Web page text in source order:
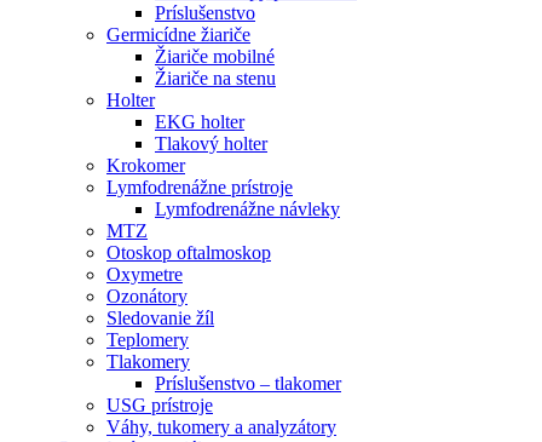
Príslušenstvo
Germicídne žiariče
Žiariče mobilné
Žiariče na stenu
Holter
EKG holter
Tlakový holter
Krokomer
Lymfodrenážne prístroje
Lymfodrenážne návleky
MTZ
Otoskop oftalmoskop
Oxymetre
Ozonátory
Sledovanie žíl
Teplomery
Tlakomery
Príslušenstvo – tlakomer
USG prístroje
Váhy, tukomery a analyzátory